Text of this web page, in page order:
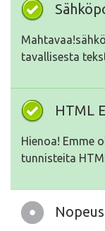
tavallisesta
HTML
Hienoa! Emme
tunnisteita